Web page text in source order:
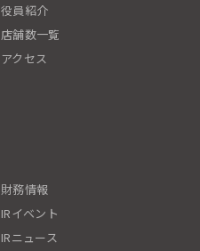
役員紹介
店舗数一覧
アクセス
財務情報
IRイベント
IRニュース